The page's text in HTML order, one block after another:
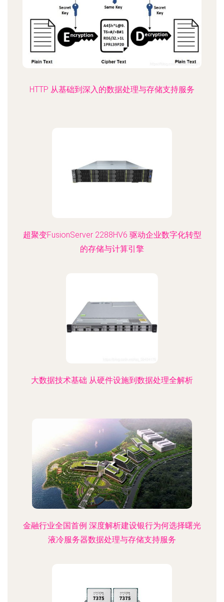
HTTP 从基础到深入的数据处理与存储支持服务
超聚变FusionServer 2288HV6 驱动企业数字化转型
的存储与计算引擎
大数据技术基础 从硬件设施到数据处理全解析
金融行业全国首例 深度解析建设银行为何选择曙光
液冷服务器数据处理与存储支持服务